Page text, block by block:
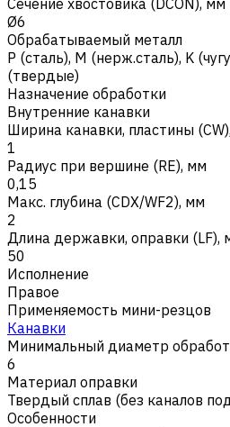
Ø6
Обрабатываемый металл
Р (сталь), M (нерж.сталь), K
(твердые)
Назначение обработки
Внутренние канавки
Ширина канавки, пластины
1
Радиус при вершине (RE), мм
0,15
Макс. глубина (CDX/WF2), мм
2
Длина державки, оправки (LF),
50
Исполнение
Правое
Применяемость мини-резцов
Канавки
Минимальный диаметр
6
Материал оправки
Твердый сплав (без каналов
Особенности